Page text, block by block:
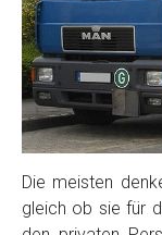
Die meisten
gleich ob sie für